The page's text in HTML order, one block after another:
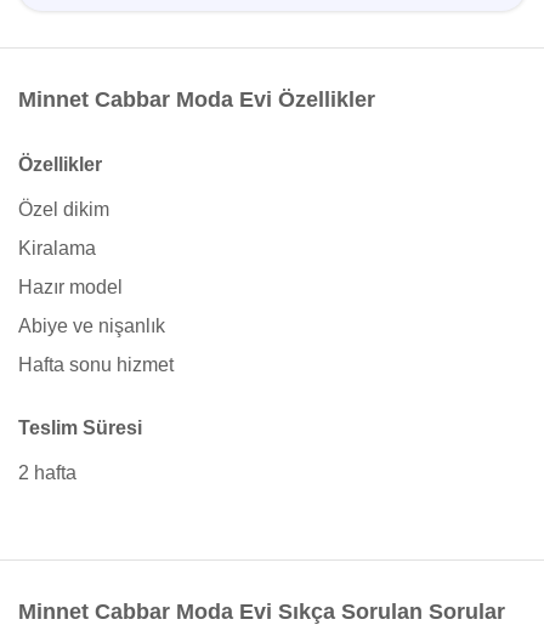
Minnet Cabbar Moda Evi Özellikler
Özellikler
Özel dikim
Kiralama
Hazır model
Abiye ve nişanlık
Hafta sonu hizmet
Teslim Süresi
2 hafta
Minnet Cabbar Moda Evi Sıkça Sorulan Sorular